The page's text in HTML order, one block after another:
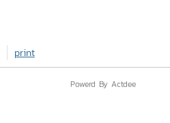
print
Powerd By Actdee